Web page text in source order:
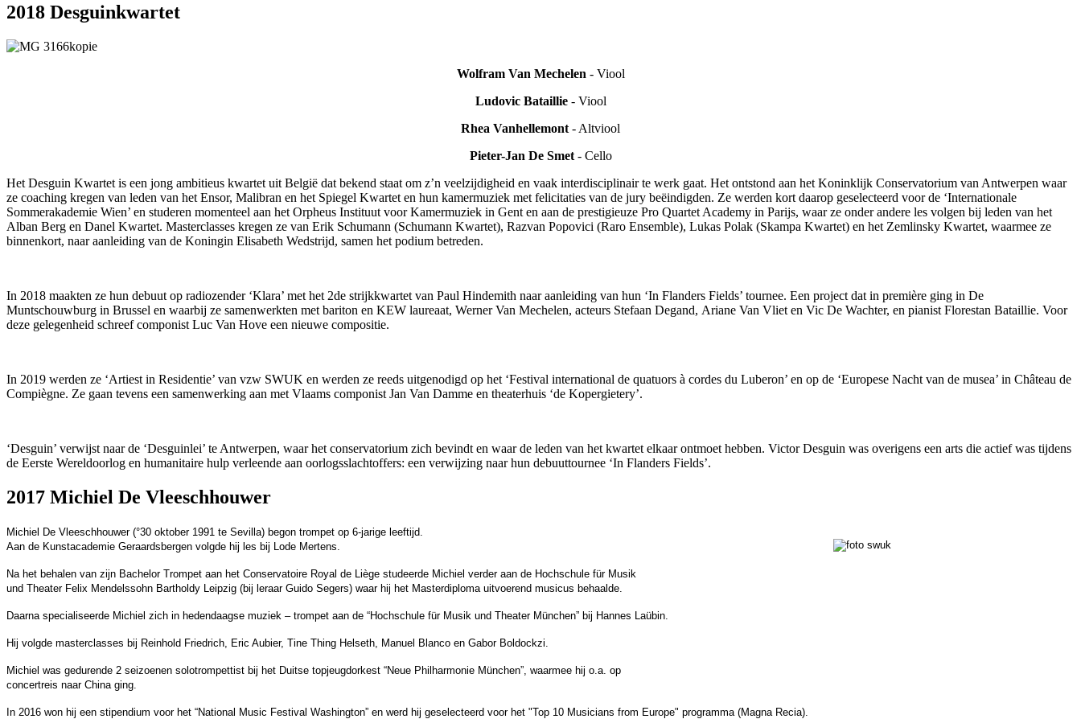
2018 Desguinkwartet
Wolfram Van Mechelen - Viool
Ludovic Bataillie - Viool
Rhea Vanhellemont - Altviool
Pieter-Jan De Smet- Cello
Het Desguin Kwartet is een jong ambitieus kwartet uit België dat bekend staat om z’n veelzijdigheid en vaak interdisciplinair te werk gaat. Het ontstond aan het Koninklijk Conservatorium van Antwerpen waar
ze coaching kregen van leden van het Ensor, Malibran en het Spiegel Kwartet en hun kamermuziek met felicitaties van de jury beëindigden. Ze werden kort daarop geselecteerd voor de ‘Internationale
Sommerakademie Wien’ en studeren momenteel aan het Orpheus Instituut voor Kamermuziek in Gent en aan de prestigieuze Pro Quartet Academy in Parijs, waar ze onder andere les volgen bij leden van het
Alban Berg en Danel Kwartet. Masterclasses kregen ze van Erik Schumann (Schumann Kwartet), Razvan Popovici (Raro Ensemble), Lukas Polak (Skampa Kwartet) en het Zemlinsky Kwartet, waarmee ze
binnenkort, naar aanleiding van de Koningin Elisabeth Wedstrijd, samen het podium betreden.
In 2018 maakten ze hun debuut op radiozender ‘Klara’ met het 2de strijkkwartet van Paul Hindemith naar aanleiding van hun ‘In Flanders Fields’ tournee. Een project dat in première ging in De
Muntschouwburg in Brussel en waarbij ze samenwerkten met bariton en KEW laureaat, Werner Van Mechelen, acteurs Stefaan Degand, Ariane Van Vliet en Vic De Wachter, en pianist Florestan Bataillie. Voor
deze gelegenheid schreef componist Luc Van Hove een nieuwe compositie.
In 2019 werden ze ‘Artiest in Residentie’ van vzw SWUK en werden ze reeds uitgenodigd op het ‘Festival international de quatuors à cordes du Luberon’ en op de ‘Europese Nacht van de musea’ in Château de
Compiègne. Ze gaan tevens een samenwerking aan met Vlaams componist Jan Van Damme en theaterhuis ‘de Kopergietery’.
‘Desguin’ verwijst naar de ‘Desguinlei’ te Antwerpen, waar het conservatorium zich bevindt en waar de leden van het kwartet elkaar ontmoet hebben. Victor Desguin was overigens een arts die actief was tijdens
de Eerste Wereldoorlog en humanitaire hulp verleende aan oorlogsslachtoffers: een verwijzing naar hun debuuttournee ‘In Flanders Fields’.
2017 Michiel De Vleeschhouwer
Michiel De Vleeschhouwer (°30 oktober 1991 te Sevilla) begon trompet op 6-jarige leeftijd.
Aan de Kunstacademie Geraardsbergen volgde hij les bij Lode Mertens.
Na het behalen van zijn Bachelor Trompet aan het Conservatoire Royal de Liège studeerde Michiel verder aan de Hochschule für Musik
und Theater Felix Mendelssohn Bartholdy Leipzig (bij leraar Guido Segers) waar hij het Masterdiploma uitvoerend musicus behaalde.
Daarna specialiseerde Michiel zich in hedendaagse muziek – trompet aan de “Hochschule für Musik und Theater München” bij Hannes Laübin.
Hij volgde masterclasses bij Reinhold Friedrich, Eric Aubier, Tine Thing Helseth, Manuel Blanco en Gabor Boldockzi.
Michiel was gedurende 2 seizoenen solotrompettist bij het Duitse topjeugdorkest “Neue Philharmonie München”, waarmee hij o.a. op
concertreis naar China ging.
In 2016 won hij een stipendium voor het “National Music Festival Washington” en werd hij geselecteerd voor het "Top 10 Musicians from Europe" programma (Magna Recia).